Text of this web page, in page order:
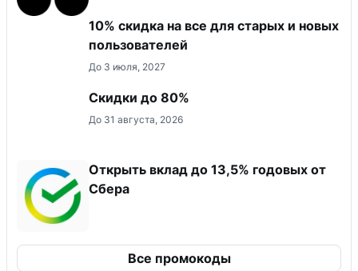
10% скидка на все для старых и новых
пользователей
До 3 июля, 2027
Скидки до 80%
До 31 августа, 2026
Открыть вклад до 13,5% годовых от
Сбера
Все промокоды